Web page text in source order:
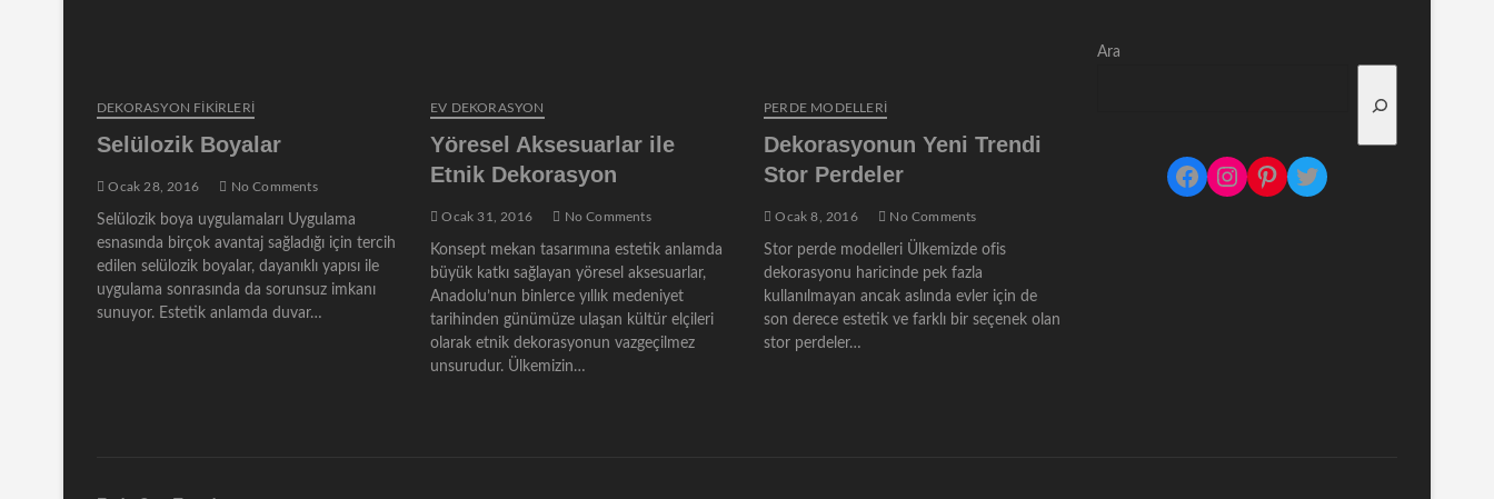
DEKORASYON FİKİRLERİ
Selülozik Boyalar
Ocak 28, 2016 No Comments
Selülozik boya uygulamaları Uygulama
esnasında birçok avantaj sağladığı için tercih
edilen selülozik boyalar, dayanıklı yapısı ile
uygulama sonrasında da sorunsuz imkanı
sunuyor. Estetik anlamda duvar…
EV DEKORASYON
Yöresel Aksesuarlar ile
Etnik Dekorasyon
Ocak 31, 2016 No Comments
Konsept mekan tasarımına estetik anlamda
büyük katkı sağlayan yöresel aksesuarlar,
Anadolu’nun binlerce yıllık medeniyet
tarihinden günümüze ulaşan kültür elçileri
olarak etnik dekorasyonun vazgeçilmez
unsurudur. Ülkemizin…
PERDE MODELLERI
Dekorasyonun Yeni Trendi
Stor Perdeler
Ocak 8, 2016 No Comments
Stor perde modelleri Ülkemizde ofis
dekorasyonu haricinde pek fazla
kullanılmayan ancak aslında evler için de
son derece estetik ve farklı bir seçenek olan
stor perdeler…
Ara
Facebook
Instagram
Pinterest
Twitter